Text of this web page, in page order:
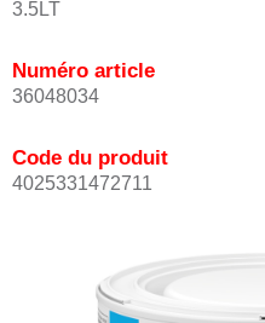
3.5LT
Numéro article
36048034
Code du produit
4025331472711